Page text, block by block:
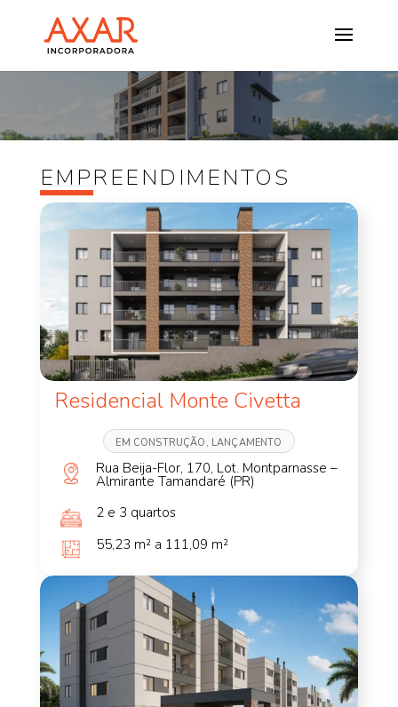
EMPREENDIMENTOS
Residencial Monte Civetta
EM CONSTRUÇÃO, LANÇAMENTO
Rua Beija-Flor, 170, Lot. Montparnasse –
Almirante Tamandaré (PR)
2 e 3 quartos
55,23 m² a 111,09 m²